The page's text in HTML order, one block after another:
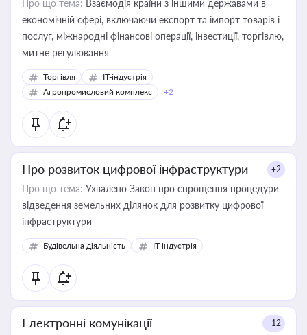
Про що тема: Взаємодія країни з іншими державами в
економічній сфері, включаючи експорт та імпорт товарів і
послуг, міжнародні фінансові операції, інвестиції, торгівлю,
митне регулювання
Торгівля
IT-індустрія
Агропромисловий комплекс
+2
Про розвиток цифрової інфраструктури +2
Про що тема: Ухвалено Закон про спрощення процедури
відведення земельних ділянок для розвитку цифрової
інфраструктури
Будівельна діяльність IT-індустрія
Електронні комунікації +12